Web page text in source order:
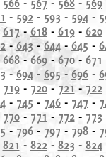
- 592 - 593 - 594 -
617- 618- 619- 620
-643 -644- 645 -
668- 669- 670- 671
-694 - 695 - 696 -
719- 720- 721 - 722
- 745 - 746 - 747 -
770- 771 - 772- 773
- 796 - 797 - 798 -
821 - 822- 823 - 824